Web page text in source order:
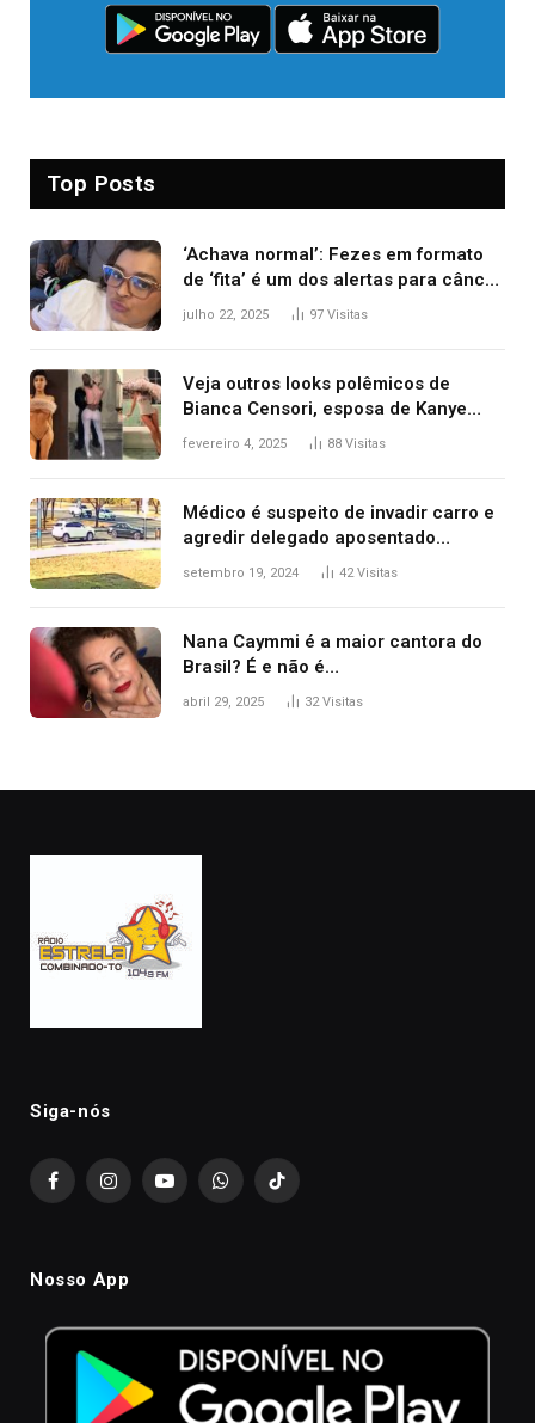
Top Posts
‘Achava normal’: Fezes em formato
de ‘fita’ é um dos alertas para câncer
colorretal; relembre fala de Preta Gil
julho 22, 2025 97 Visitas
Veja outros looks polêmicos de
Bianca Censori, esposa de Kanye
West que apareceu nua no Grammy
fevereiro 4, 2025 88 Visitas
Médico é suspeito de invadir carro e
agredir delegado aposentado
durante confusão no trânsito
setembro 19, 2024 42Visitas
Nana Caymmi é a maior cantora do
Brasil? É e não é…
abril 29, 2025 32Visitas
Siga-nós
FacebookInstagramYouTubeWhatsAppTikTok
Nosso App